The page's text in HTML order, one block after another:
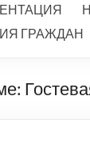
ГРАЖДАН